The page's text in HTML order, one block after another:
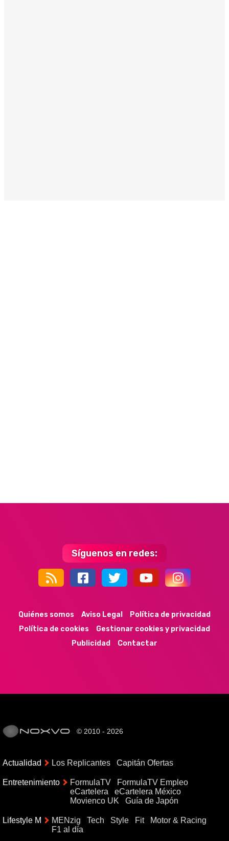
Síguenos en redes:
44k 9k 35k 352
Quiénes somos Aviso Legal
Política de privacidad
Política de cookies
Gestionar cookies y privacidad
Publicidad
Contactar
© 2010 - 2026
Actualidad Los Replicantes Capitán Ofertas
Entretenimiento FormulaTV
FormulaTV Empleo
eCartelera
eCartelera México
Movienco UK
Guía de Japón
Lifestyle M MENzig Tech Style Fit
Motor & Racing
F1 al día